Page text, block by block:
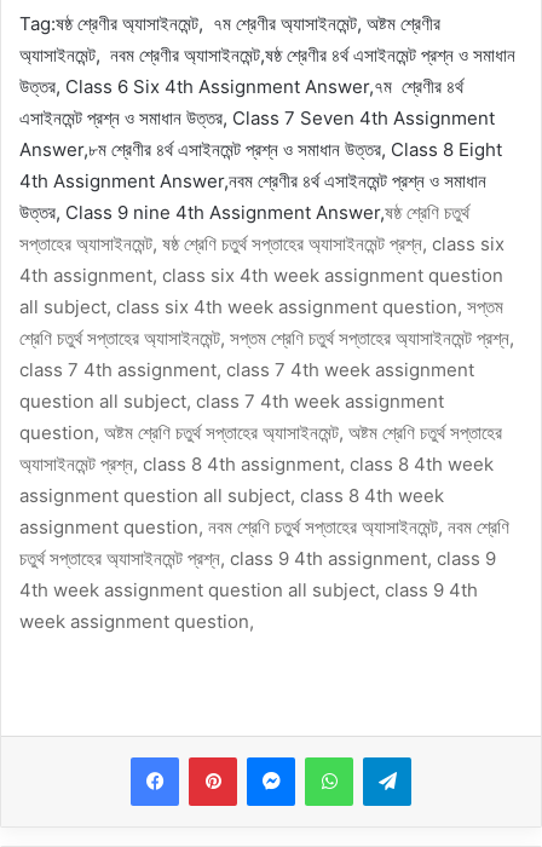
Tag:ষষ্ঠ শ্রেণীর অ্যাসাইনমেন্ট, ৭ম শ্রেণীর অ্যাসাইনমেন্ট, অষ্টম শ্রেণীর
অ্যাসাইনমেন্ট, নবম শ্রেণীর অ্যাসাইনমেন্ট,ষষ্ঠ শ্রেণীর ৪র্থ এসাইনমেন্ট প্রশ্ন ও সমাধান
উত্তর, Class 6 Six 4th Assignment Answer,৭ম শ্রেণীর ৪র্থ
এসাইনমেন্ট প্রশ্ন ও সমাধান উত্তর, Class 7 Seven 4th Assignment
Answer,৮ম শ্রেণীর ৪র্থ এসাইনমেন্ট প্রশ্ন ও সমাধান উত্তর, Class 8 Eight
4th Assignment Answer,নবম শ্রেণীর ৪র্থ এসাইনমেন্ট প্রশ্ন ও সমাধান
উত্তর, Class 9 nine 4th Assignment Answer,ষষ্ঠ শ্রেণি চতুর্থ
সপ্তাহের অ্যাসাইনমেন্ট, ষষ্ঠ শ্রেণি চতুর্থ সপ্তাহের অ্যাসাইনমেন্ট প্রশ্ন, class six
4th assignment, class six 4th week assignment question
all subject, class six 4th week assignment question, সপ্তম
শ্রেণি চতুর্থ সপ্তাহের অ্যাসাইনমেন্ট, সপ্তম শ্রেণি চতুর্থ সপ্তাহের অ্যাসাইনমেন্ট প্রশ্ন,
class 7 4th assignment, class 7 4th week assignment
question all subject, class 7 4th week assignment
question, অষ্টম শ্রেণি চতুর্থ সপ্তাহের অ্যাসাইনমেন্ট, অষ্টম শ্রেণি চতুর্থ সপ্তাহের
অ্যাসাইনমেন্ট প্রশ্ন, class 8 4th assignment, class 8 4th week
assignment question all subject, class 8 4th week
assignment question, নবম শ্রেণি চতুর্থ সপ্তাহের অ্যাসাইনমেন্ট, নবম শ্রেণি
চতুর্থ সপ্তাহের অ্যাসাইনমেন্ট প্রশ্ন, class 9 4th assignment, class 9
4th week assignment question all subject, class 9 4th
week assignment question,
MessengerWhatsAppTelegram